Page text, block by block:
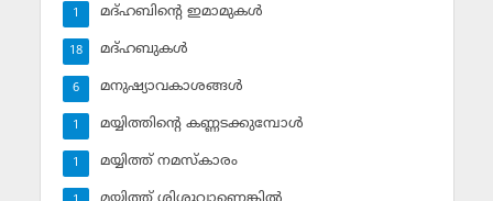
മദ്ഹബിന്റെ ഇമാമുകള്‍
1
മദ്ഹബുകള്‍
18
മനുഷ്യാവകാശങ്ങള്‍
6
മയ്യിത്തിന്റെ കണ്ണടക്കുമ്പോള്‍
1
മയ്യിത്ത് നമസ്‌കാരം
1